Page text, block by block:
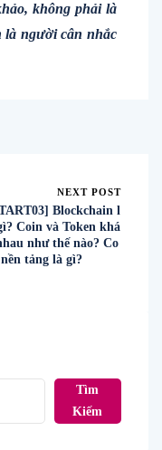
không phải là
là người cân nhắc
NEXT POST
Blockchain l
Coin và Token khá
như thế nào? Co
tảng là gì?
Tìm
Kiếm